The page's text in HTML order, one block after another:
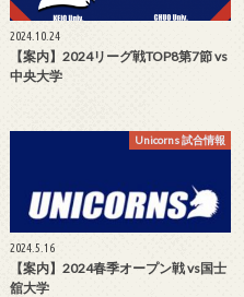
2024.10.24
【案内】2024リーグ戦TOP8第7節 vs
中央大学
Unicorns 試合情報
2024.5.16
【案内】2024春季オープン戦 vs国士
舘大学